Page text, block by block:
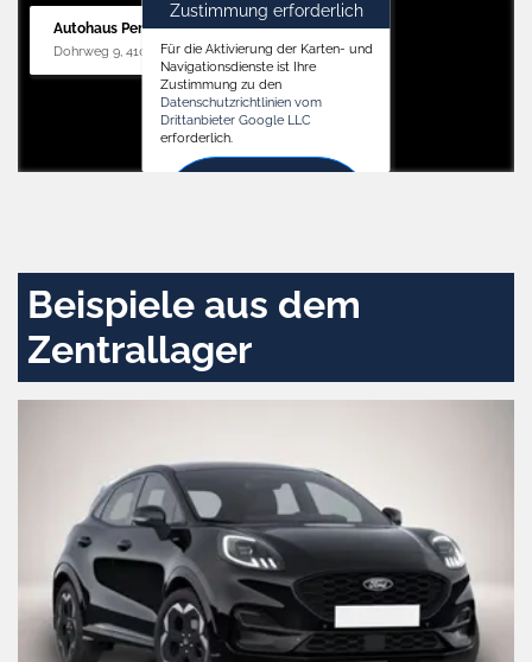
Autohaus Penders (Service)
Dohrweg 9, 41066 Mönchengladbach
Zustimmung erforderlich
Für die Aktivierung der Karten- und
Navigationsdienste ist Ihre
Zustimmung zu den
Datenschutzrichtlinien vom
Drittanbieter Google LLC
erforderlich.
Beispiele aus dem
Zentrallager